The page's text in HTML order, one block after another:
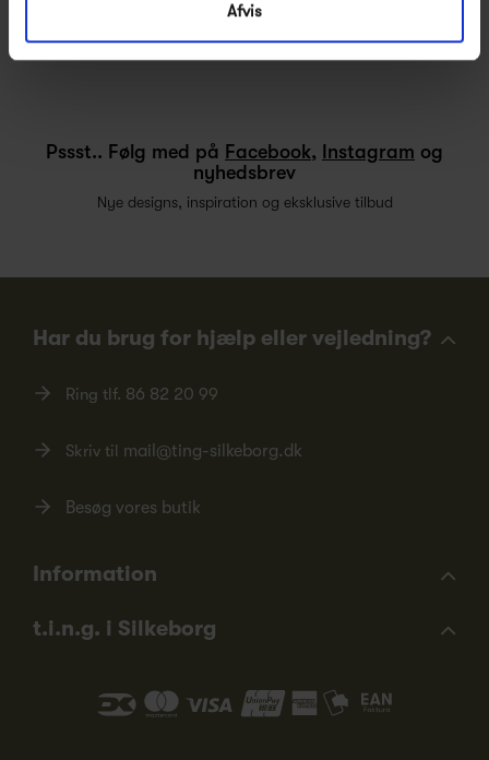
Afvis
Pssst.. Følg med på Facebook, Instagram og
nyhedsbrev
Nye designs, inspiration og eksklusive tilbud
Har du brug for hjælp eller vejledning?
Ring tlf. 86 82 20 99
Skriv til mail@ting-silkeborg.dk
Besøg vores butik
Information
t.i.n.g. i Silkeborg